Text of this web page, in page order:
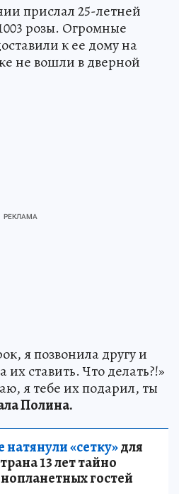
прислал 25-летней
розы. Огромные
к ее дому на
не вошли в дверной
я позвонила другу и
их ставить. Что делать?!»
я тебе их подарил, ты
Полина.
«сетку»для
13 лет тайно
гостей